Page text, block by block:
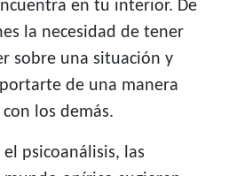
en tu interior. De
la necesidad de tener
sobre una situación y
de una manera
los demás.
psicoanálisis, las